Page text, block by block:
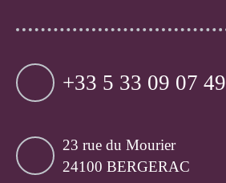
+33 5 33 09 07 49
23 rue du Mourier
24100 BERGERAC